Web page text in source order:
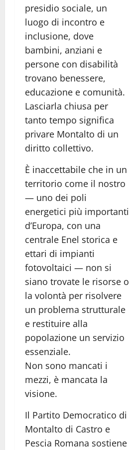
presidio sociale, un
luogo di incontro e
inclusione, dove
bambini, anziani e
persone con disabilità
trovano benessere,
educazione e comunità.
Lasciarla chiusa per
tanto tempo significa
privare Montalto di un
diritto collettivo.
È inaccettabile che in un
territorio come il nostro
— uno dei poli
energetici più importanti
d’Europa, con una
centrale Enel storica e
ettari di impianti
fotovoltaici — non si
siano trovate le risorse o
la volontà per risolvere
un problema strutturale
e restituire alla
popolazione un servizio
essenziale.
Non sono mancati i
mezzi, è mancata la
visione.
Il Partito Democratico di
Montalto di Castro e
Pescia Romana sostiene